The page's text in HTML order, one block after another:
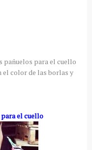
pañuelos para el cuello
el color de las borlas y
el cuello